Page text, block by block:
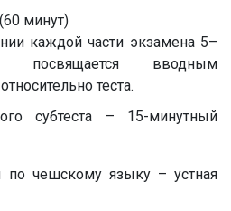
минут)
каждой части экзамена 5–
вводным
относительнотеста.
субтеста – 15-минутный
по чешскому языку – устная